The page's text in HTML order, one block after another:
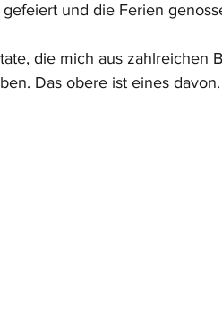
und die Ferien
die mich aus zahlreichen
Das obere ist eines